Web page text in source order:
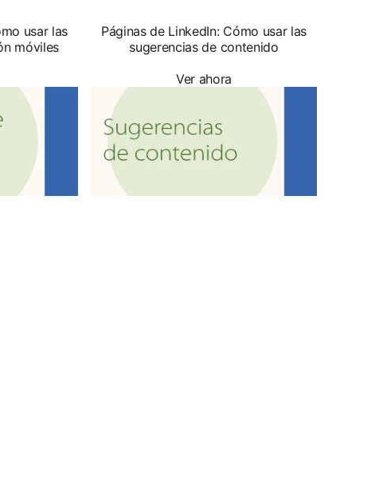
usar las
móviles
Páginas de LinkedIn: Cómo usar las
sugerencias de contenido
Ver ahora